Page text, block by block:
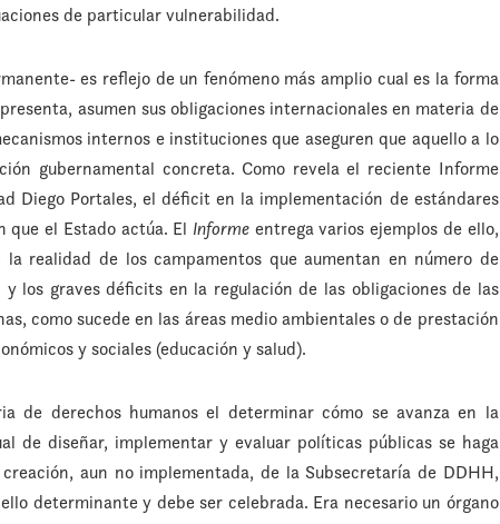
de particular vulnerabilidad.
es reflejo de un fenómeno más amplio cual es la forma
asumen sus obligaciones internacionales en materia de
internos e instituciones que aseguren que aquello a lo
gubernamental concreta. Como revela el reciente Informe
Diego Portales, el déficit en la implementación de estándares
que el Estado actúa. El Informe entrega varios ejemplos de ello,
realidad de los campamentos que aumentan en número de
los graves déficits en la regulación de las obligaciones de las
como sucede en las áreas medio ambientales o de prestación
y sociales (educación y salud).
de derechos humanos el determinar cómo se avanza en la
de diseñar, implementar y evaluar políticas públicas se haga
aun no implementada, de la Subsecretaría de DDHH,
determinante y debe ser celebrada. Era necesario un órgano